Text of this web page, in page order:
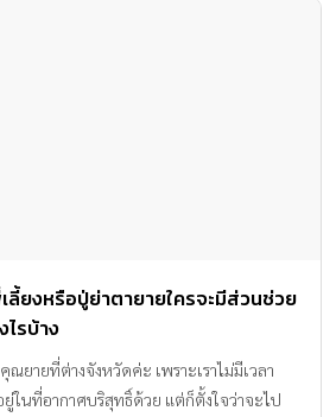
ลี้ยงหรือปู่ย่าตายายใครจะมีส่วนช่วย
ไรบ้าง
ยายที่ต่างจังหวัดค่ะ เพราะเราไม่มีเวลา
ในที่อากาศบริสุทธิ์ด้วย แต่ก็ตั้งใจว่าจะไป